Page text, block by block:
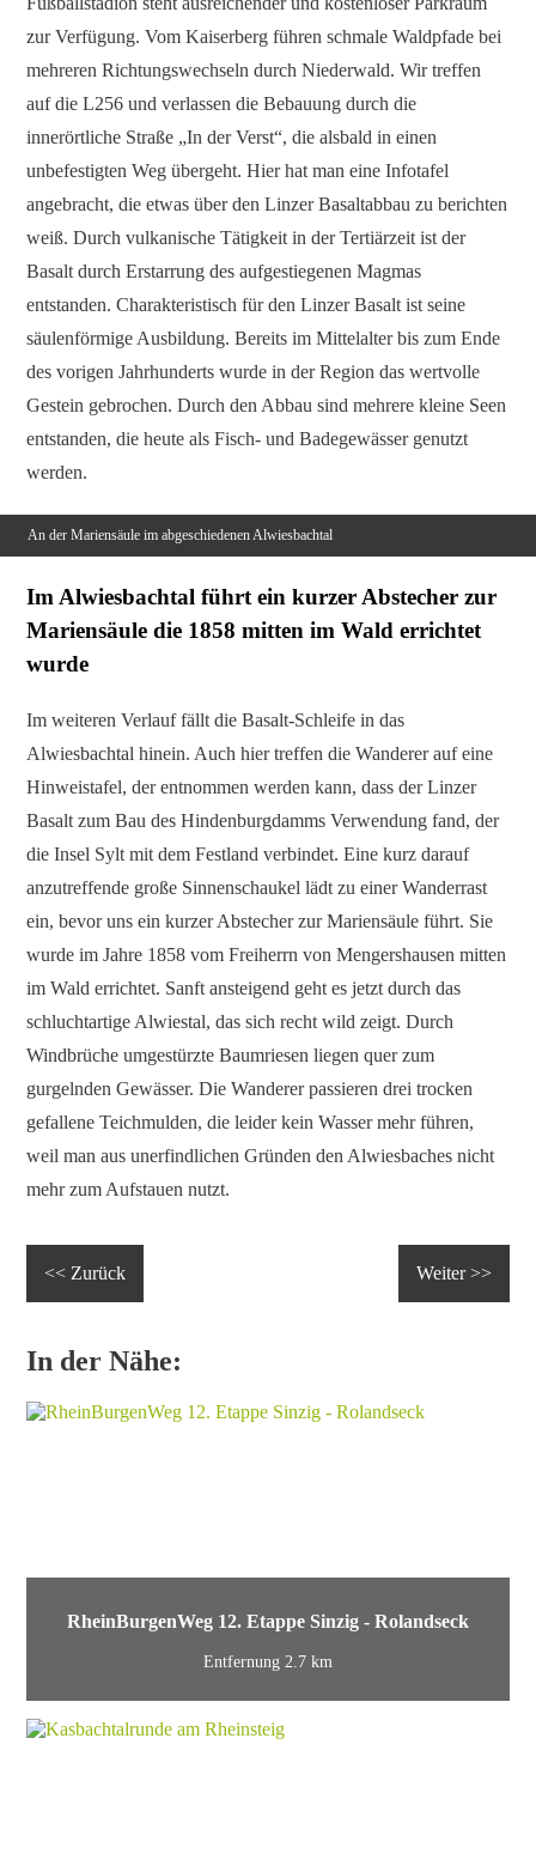
zur Verfügung. Vom Kaiserberg führen schmale Waldpfade bei
mehreren Richtungswechseln durch Niederwald. Wir treffen
auf die L256 und verlassen die Bebauung durch die
innerörtliche Straße „In der Verst“, die alsbald in einen
unbefestigten Weg übergeht. Hier hat man eine Infotafel
angebracht, die etwas über den Linzer Basaltabbau zu berichten
weiß. Durch vulkanische Tätigkeit in der Tertiärzeit ist der
Basalt durch Erstarrung des aufgestiegenen Magmas
entstanden. Charakteristisch für den Linzer Basalt ist seine
säulenförmige Ausbildung. Bereits im Mittelalter bis zum Ende
des vorigen Jahrhunderts wurde in der Region das wertvolle
Gestein gebrochen. Durch den Abbau sind mehrere kleine Seen
entstanden, die heute als Fisch- und Badegewässer genutzt
werden.
An der Mariensäule im abgeschiedenen Alwiesbachtal
Im Alwiesbachtal führt ein kurzer Abstecher zur
Mariensäule die 1858 mitten im Wald errichtet
wurde
Im weiteren Verlauf fällt die Basalt-Schleife in das
Alwiesbachtal hinein. Auch hier treffen die Wanderer auf eine
Hinweistafel, der entnommen werden kann, dass der Linzer
Basalt zum Bau des Hindenburgdamms Verwendung fand, der
die Insel Sylt mit dem Festland verbindet. Eine kurz darauf
anzutreffende große Sinnenschaukel lädt zu einer Wanderrast
ein, bevor uns ein kurzer Abstecher zur Mariensäule führt. Sie
wurde im Jahre 1858 vom Freiherrn von Mengershausen mitten
im Wald errichtet. Sanft ansteigend geht es jetzt durch das
schluchtartige Alwiestal, das sich recht wild zeigt. Durch
Windbrüche umgestürzte Baumriesen liegen quer zum
gurgelnden Gewässer. Die Wanderer passieren drei trocken
gefallene Teichmulden, die leider kein Wasser mehr führen,
weil man aus unerfindlichen Gründen den Alwiesbaches nicht
mehr zum Aufstauen nutzt.
<< Zurück Weiter >>
In der Nähe:
RheinBurgenWeg 12. Etappe Sinzig - Rolandseck
Entfernung 2.7 km